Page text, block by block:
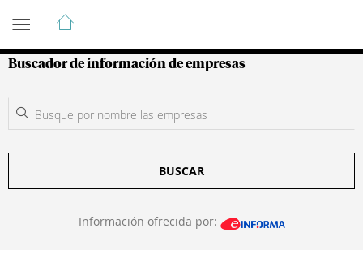
Guía de Empresas Colombianas
Buscador de información de empresas
BUSCAR
Información ofrecida por: